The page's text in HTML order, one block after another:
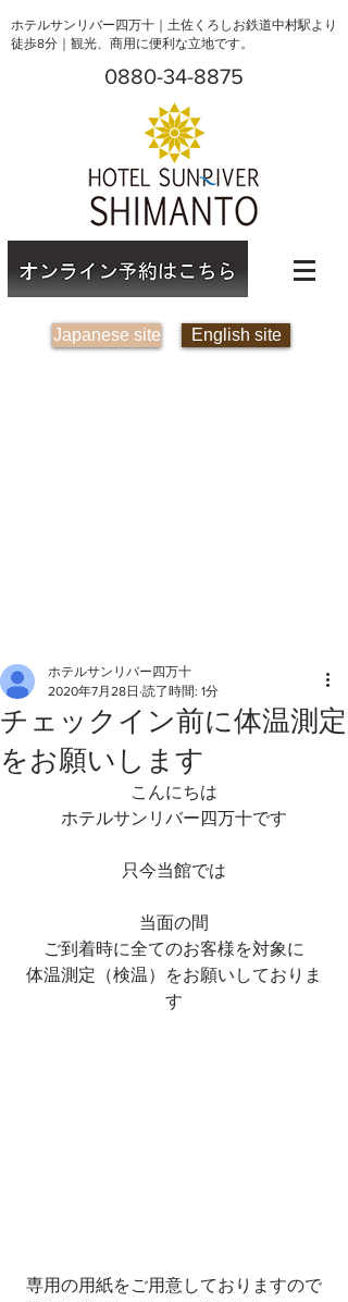
ホテルサンリバー四万十｜土佐くろしお鉄道中村駅より
徒歩8分｜観光、商用に便利な立地です。
0880-34-8875
Japanese site English site
チェックイン前に体温測定
をお願いします
ホテルサンリバー四万十
2020年7月28日 読了時間: 1分
こんにちは
ホテルサンリバー四万十です
只今当館では
当面の間
ご到着時に全てのお客様を対象に
体温測定（検温）をお願いしておりま
す
専用の用紙をご用意しておりますので